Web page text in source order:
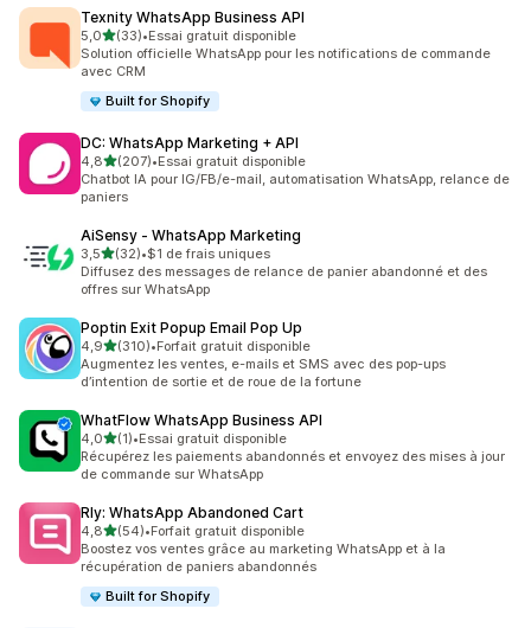
Texnity WhatsApp Business API
5,0étoile(s) sur 5
(33)
33 avis au total
•Essai gratuit disponible
Solution officielle WhatsApp pour les notifications de commande
avec CRM
Built for Shopify
DC: WhatsApp Marketing + API
4,8étoile(s) sur 5
(207)
207 avis au total
•Essai gratuit disponible
Chatbot IA pour IG/FB/e-mail, automatisation WhatsApp, relance de
paniers
AiSensy ‑ WhatsApp Marketing
3,5étoile(s) sur 5
(32)
32 avis au total
•$1 de frais uniques
Diffusez des messages de relance de panier abandonné et des
offres sur WhatsApp
Poptin Exit Popup Email Pop Up
4,9étoile(s) sur 5
(310)
310 avis au total
•Forfait gratuit disponible
Augmentez les ventes, e-mails et SMS avec des pop-ups
d’intention de sortie et de roue de la fortune
WhatFlow WhatsApp Business API
4,0étoile(s) sur 5
(1)
1 avis au total
•Essai gratuit disponible
Récupérez les paiements abandonnés et envoyez des mises à jour
de commande sur WhatsApp
Rly: WhatsApp Abandoned Cart
4,8étoile(s) sur 5
(54)
54 avis au total
•Forfait gratuit disponible
Boostez vos ventes grâce au marketing WhatsApp et à la
récupération de paniers abandonnés
Built for Shopify